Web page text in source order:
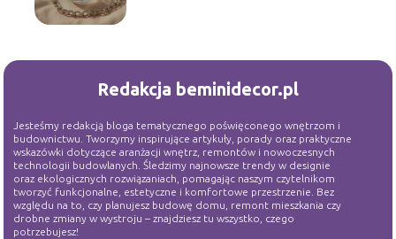
Redakcja beminidecor.pl
Jesteśmy redakcją bloga tematycznego poświęconego wnętrzom i
budownictwu. Tworzymy inspirujące artykuły, porady oraz praktyczne
wskazówki dotyczące aranżacji wnętrz, remontów i nowoczesnych
technologii budowlanych. Śledzimy najnowsze trendy w designie
oraz ekologicznych rozwiązaniach, pomagając naszym czytelnikom
tworzyć funkcjonalne, estetyczne i komfortowe przestrzenie. Bez
względu na to, czy planujesz budowę domu, remont mieszkania czy
drobne zmiany w wystroju – znajdziesz tu wszystko, czego
potrzebujesz!